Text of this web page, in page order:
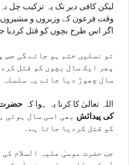
لیکن کافی دیر تک یہ ترکیب چل
وقت فرعون کے وزیروں و
اگر اس طرح بچوں کو قتل کردیا
تو نسلیں ختم ہو جائے گی جس
پھر ایک سال بچوں کو قتل
سال چھوڑ دیا جائے یہ سلسلہ
اللہ تعالیٰ کا کرنا یہ ہوا کہ حضرت
کی پیدائش بھی اسی سال ہوتی
کو قتل کردیا جاتا ہے۔
جب حضرت موسیٰ علیہ السلام